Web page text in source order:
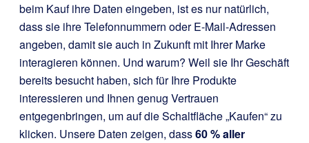
beim Kauf ihre Daten eingeben, ist es nur natürlich,
dass sie ihre Telefonnummern oder E-Mail-Adressen
angeben, damit sie auch in Zukunft mit Ihrer Marke
interagieren können. Und warum? Weil sie Ihr Geschäft
bereits besucht haben, sich für Ihre Produkte
interessieren und Ihnen genug Vertrauen
entgegenbringen, um auf die Schaltfläche „Kaufen“ zu
klicken. Unsere Daten zeigen, dass60 % aller